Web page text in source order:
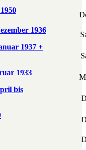
1936
1937 +
1933
bis